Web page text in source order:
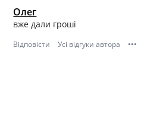
Олег
вже дали гроші
Відповісти Усі відгуки автора •••